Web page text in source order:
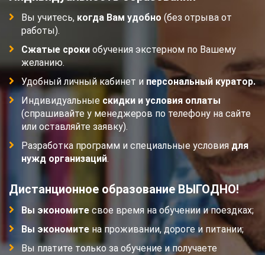
Вы учитесь, когда Вам удобно (без отрыва от
работы).
Сжатые сроки обучения экстерном по Вашему
желанию.
Удобный личный кабинет и персональный куратор.
Индивидуальные скидки и условия оплаты
(спрашивайте у менеджеров по телефону на сайте
или оставляйте заявку).
Разработка программ и специальные условия для
нужд организаций.
Дистанционное образование ВЫГОДНО!
Вы экономите свое время на обучении и поездках;
Вы экономите на проживании, дороге и питании;
Вы платите только за обучение и получаете